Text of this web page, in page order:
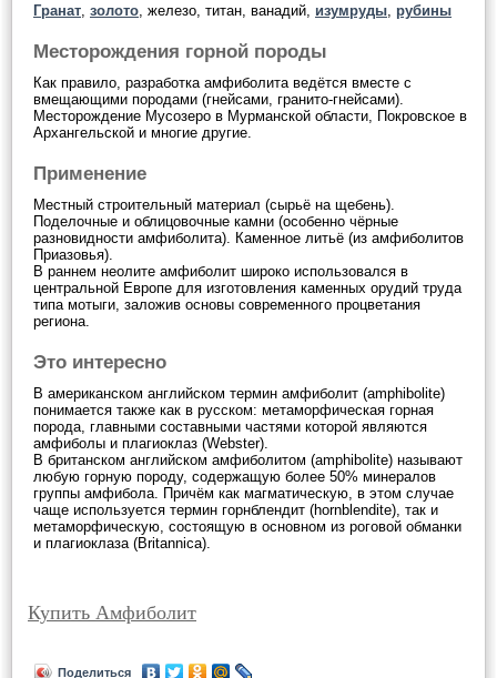
Гранат золото , железо, титан, ванадий, изумруды рубины
Месторождения горной породы
Как правило, разработка амфиболита ведётся вместе с
вмещающими породами (гнейсами, гранито-гнейсами).
Месторождение Mусозеро в Mурманской области, Покровское в
Архангельской и многие другие.
Применение
Местный строительный материал (сырьё на щебень).
Поделочные и облицовочные камни (особенно чёрные
разновидности амфиболита). Каменное литьё (из амфиболитов
Приазовья).
В раннем неолите амфиболит широко использовался в
центральной Европе для изготовления каменных орудий труда
типа мотыги, заложив основы современного процветания
региона.
Это интересно
В американском английском термин амфиболит (amphibolite)
понимается также как в русском: метаморфическая горная
порода, главными составными частями которой являются
амфиболы и плагиоклаз (Webster).
В британском английском амфиболитом (amphibolite) называют
любую горную породу, содержащую более 50% минералов
группы амфибола. Причём как магматическую, в этом случае
чаще используется термин горнблендит (hornblendite), так и
метаморфическую, состоящую в основном из роговой обманки
и плагиоклаза (Britannica).
Купить Амфиболит
Поделиться